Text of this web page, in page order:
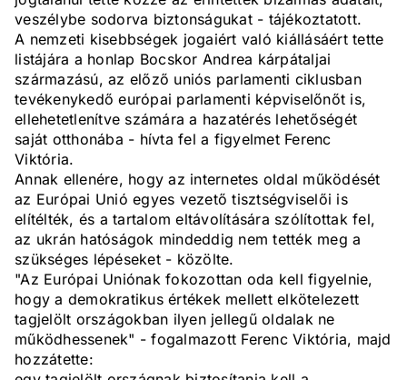
veszélybe sodorva biztonságukat - tájékoztatott.
A nemzeti kisebbségek jogaiért való kiállásáért tette
listájára a honlap Bocskor Andrea kárpátaljai
származású, az előző uniós parlamenti ciklusban
tevékenykedő európai parlamenti képviselőnőt is,
ellehetetlenítve számára a hazatérés lehetőségét
saját otthonába - hívta fel a figyelmet Ferenc
Viktória.
Annak ellenére, hogy az internetes oldal működését
az Európai Unió egyes vezető tisztségviselői is
elítélték, és a tartalom eltávolítására szólítottak fel,
az ukrán hatóságok mindeddig nem tették meg a
szükséges lépéseket - közölte.
"Az Európai Uniónak fokozottan oda kell figyelnie,
hogy a demokratikus értékek mellett elkötelezett
tagjelölt országokban ilyen jellegű oldalak ne
működhessenek" - fogalmazott Ferenc Viktória, majd
hozzátette: